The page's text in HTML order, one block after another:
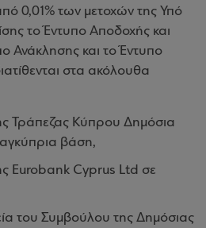
0,01% των μετοχών της Υπό
το Έντυπο Αποδοχής και
Ανάκλησης και το Έντυπο
στα ακόλουθα
Τράπεζας Κύπρου Δημόσια
βάση,
Eurobank Cyprus Ltd σε
του Συμβούλου της Δημόσιας